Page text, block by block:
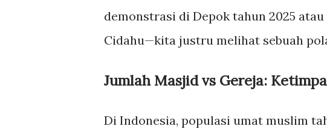
demonstrasi di Depok tahun 2025
Cidahu—kita justru melihat sebuah
Jumlah Masjid vs Gereja:
Di Indonesia, populasi umat muslim